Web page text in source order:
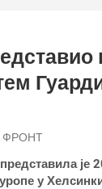
ФРОНТ
је
у